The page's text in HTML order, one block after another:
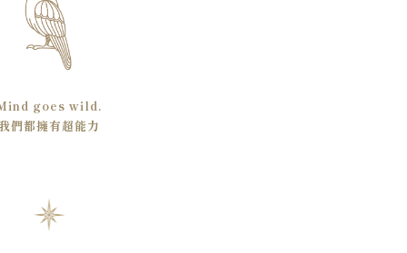
goes wild.
們都擁有超能力